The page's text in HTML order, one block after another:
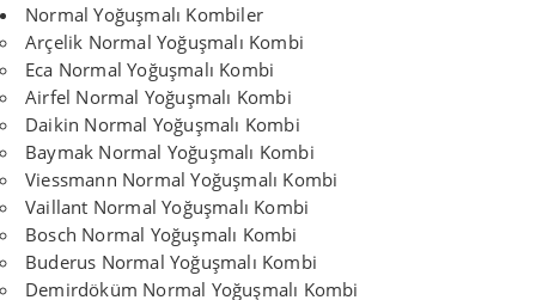
Normal Yoğuşmalı Kombiler
Arçelik Normal Yoğuşmalı Kombi
Eca Normal Yoğuşmalı Kombi
Airfel Normal Yoğuşmalı Kombi
Daikin Normal Yoğuşmalı Kombi
Baymak Normal Yoğuşmalı Kombi
Viessmann Normal Yoğuşmalı Kombi
Vaillant Normal Yoğuşmalı Kombi
Bosch Normal Yoğuşmalı Kombi
Buderus Normal Yoğuşmalı Kombi
Demirdöküm Normal Yoğuşmalı Kombi